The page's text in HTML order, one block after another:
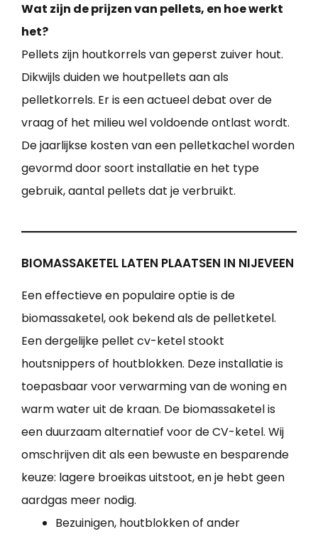
Wat zijn de prijzen van pellets, en hoe werkt
het?
Pellets zijn houtkorrels van geperst zuiver hout.
Dikwijls duiden we houtpellets aan als
pelletkorrels. Er is een actueel debat over de
vraag of het milieu wel voldoende ontlast wordt.
De jaarlijkse kosten van een pelletkachel worden
gevormd door soort installatie en het type
gebruik, aantal pellets dat je verbruikt.
BIOMASSAKETEL LATEN PLAATSEN IN NIJEVEEN
Een effectieve en populaire optie is de
biomassaketel, ook bekend als de pelletketel.
Een dergelijke pellet cv-ketel stookt
houtsnippers of houtblokken. Deze installatie is
toepasbaar voor verwarming van de woning en
warm water uit de kraan. De biomassaketel is
een duurzaam alternatief voor de CV-ketel. Wij
omschrijven dit als een bewuste en besparende
keuze: lagere broeikas uitstoot, en je hebt geen
aardgas meer nodig.
Bezuinigen, houtblokken of ander